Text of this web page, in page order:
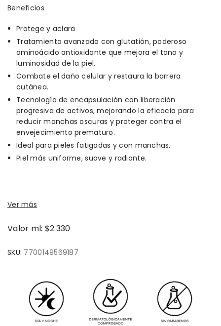
Beneficios
Protege y aclara
Tratamiento avanzado con glutatión, poderoso
aminoácido antioxidante que mejora el tono y
luminosidad de la piel.
Combate el daño celular y restaura la barrera
cutánea.
Tecnología de encapsulación con liberación
progresiva de activos, mejorando la eficacia para
reducir manchas oscuras y proteger contra el
envejecimiento prematuro.
Ideal para pieles fatigadas y con manchas.
Piel más uniforme, suave y radiante.
Ver más
Valor ml: $2.330
SKU: 7700149569187